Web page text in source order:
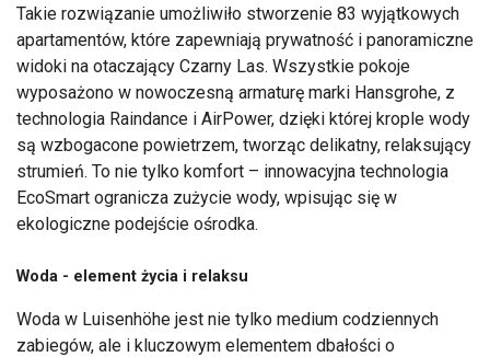
Takie rozwiązanie umożliwiło stworzenie 83 wyjątkowych
apartamentów, które zapewniają prywatność i panoramiczne
widoki na otaczający Czarny Las. Wszystkie pokoje
wyposażono w nowoczesną armaturę marki Hansgrohe, z
technologia Raindance i AirPower, dzięki której krople wody
są wzbogacone powietrzem, tworząc delikatny, relaksujący
strumień. To nie tylko komfort – innowacyjna technologia
EcoSmart ogranicza zużycie wody, wpisując się w
ekologiczne podejście ośrodka.
Woda - element życia i relaksu
Woda w Luisenhöhe jest nie tylko medium codziennych
zabiegów, ale i kluczowym elementem dbałości o